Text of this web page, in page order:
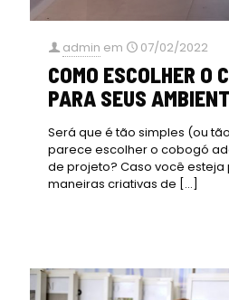
admin em 07/02/2022
COMO ESCOLHER O
PARA SEUS
Será que é tão simples (ou
parece escolher o cobogó
de projeto? Caso você
maneiras criativas de […]